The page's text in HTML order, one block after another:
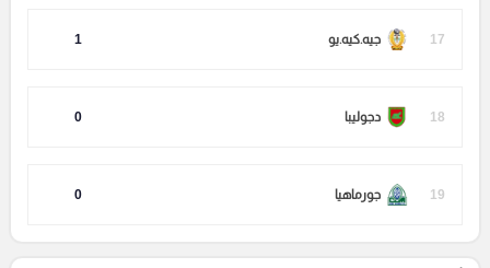
17 جيه.كيه.يو 1
18 دجوليبا 0
19 جورماهيا 0